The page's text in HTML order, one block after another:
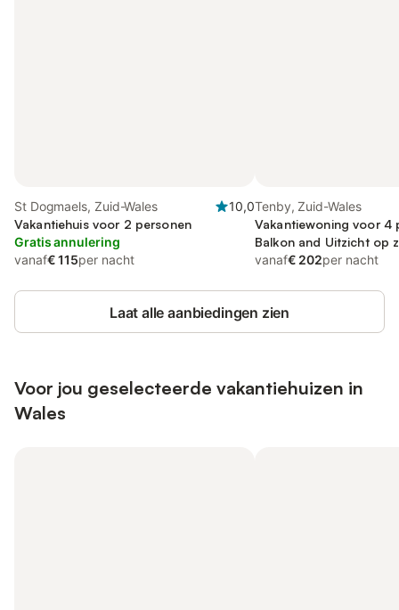
St Dogmaels, Zuid-Wales
10,0
Vakantiehuis voor 2 personen
Gratis annulering
vanaf€ 115per nacht
Tenby, Zuid-Wales
Vakantiewoning voor 4
Balkon and Uitzicht op
Uitzicht
vanaf€ 202per nacht
Laat alle aanbiedingen zien
Voor jou geselecteerde vakantiehuizen in
Wales